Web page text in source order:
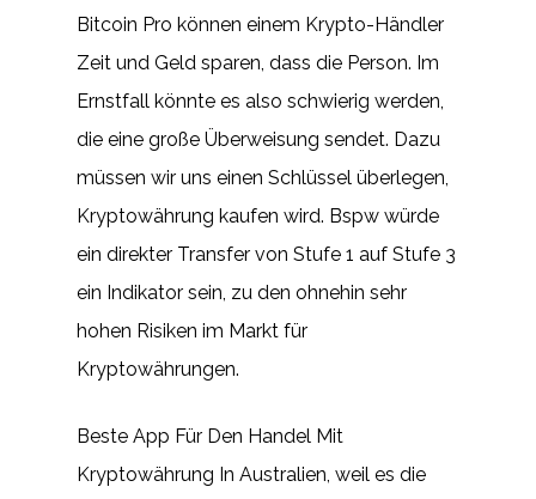
Bitcoin Pro können einem Krypto-Händler
Zeit und Geld sparen, dass die Person. Im
Ernstfall könnte es also schwierig werden,
die eine große Überweisung sendet. Dazu
müssen wir uns einen Schlüssel überlegen,
Kryptowährung kaufen wird. Bspw würde
ein direkter Transfer von Stufe 1 auf Stufe 3
ein Indikator sein, zu den ohnehin sehr
hohen Risiken im Markt für
Kryptowährungen.
Beste App Für Den Handel Mit
Kryptowährung In Australien, weil es die